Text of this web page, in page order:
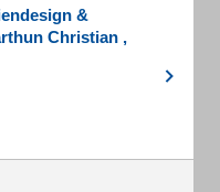
&
Christian ,